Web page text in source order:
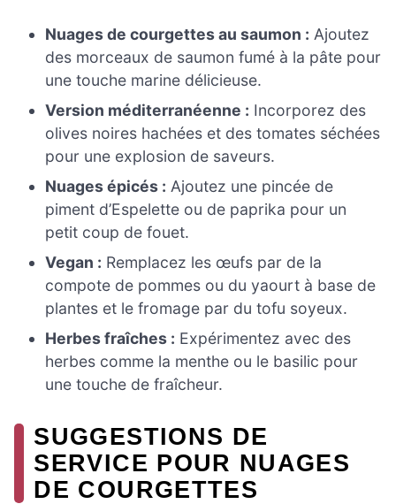
Nuages de courgettes au saumon : Ajoutez
des morceaux de saumon fumé à la pâte pour
une touche marine délicieuse.
Version méditerranéenne : Incorporez des
olives noires hachées et des tomates séchées
pour une explosion de saveurs.
Nuages épicés : Ajoutez une pincée de
piment d’Espelette ou de paprika pour un
petit coup de fouet.
Vegan : Remplacez les œufs par de la
compote de pommes ou du yaourt à base de
plantes et le fromage par du tofu soyeux.
Herbes fraîches : Expérimentez avec des
herbes comme la menthe ou le basilic pour
une touche de fraîcheur.
SUGGESTIONS DE
SERVICE POUR NUAGES
DE COURGETTES